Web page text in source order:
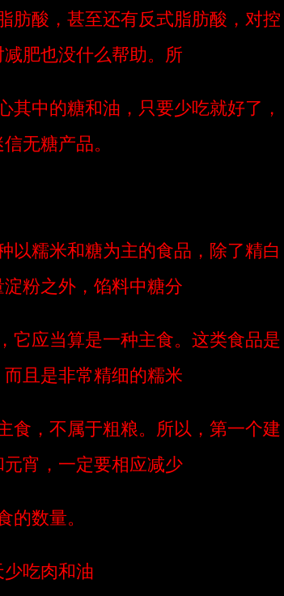
肪酸，甚至还有反式脂肪酸，对控
肥也没什么帮助。所
其中的糖和油，只要少吃就好了，
无糖产品。
以糯米和糖为主的食品，除了精白
粉之外，馅料中糖分
它应当算是一种主食。这类食品是
且是非常精细的糯米
食，不属于粗粮。所以，第一个建
宵，一定要相应减少
的数量。
少吃肉和油